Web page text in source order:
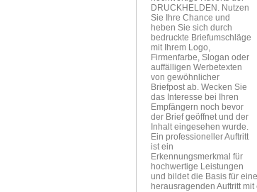
DRUCKHELDEN. Nutzen
Sie Ihre Chance und
heben Sie sich durch
bedruckte Briefumschläge
mit Ihrem Logo,
Firmenfarbe, Slogan oder
auffälligen Werbetexten
von gewöhnlicher
Briefpost ab. Wecken Sie
das Interesse bei Ihren
Empfängern noch bevor
der Brief geöffnet und der
Inhalt eingesehen wurde.
Ein professioneller Auftritt
ist ein
Erkennungsmerkmal für
hochwertige Leistungen
und bildet die Basis für
herausragenden Auftritt